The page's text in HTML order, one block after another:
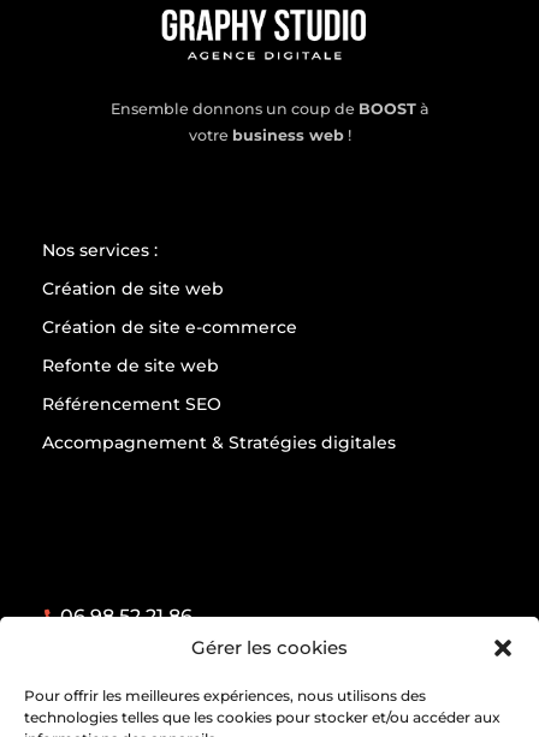
Gérer les cookies
Pour offrir les meilleures expériences, nous utilisons des
technologies telles que les cookies pour stocker et/ou accéder aux
Ensemble donnons un coup de BOOSTà
votre business web!
Nos services :
Création de site web
Création de site e-commerce
Refonte de site web
Référencement SEO
Accompagnement & Stratégies digitales
06 98 52 21 86
hello@graphy-studio.fr
de-France, France